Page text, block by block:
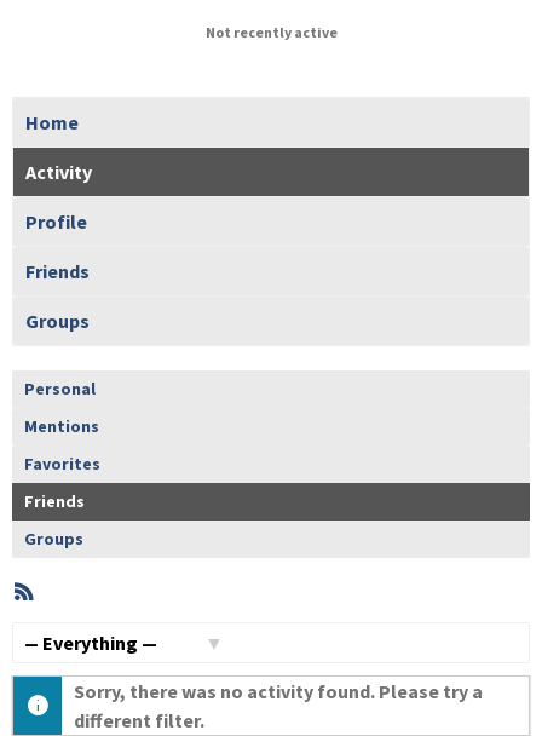
Not recently active
Home
Activity
Profile
Friends
Groups
Personal
Mentions
Favorites
Friends
Groups
Member
Activities
Sorry, there was no activity found. Please try a
different filter.